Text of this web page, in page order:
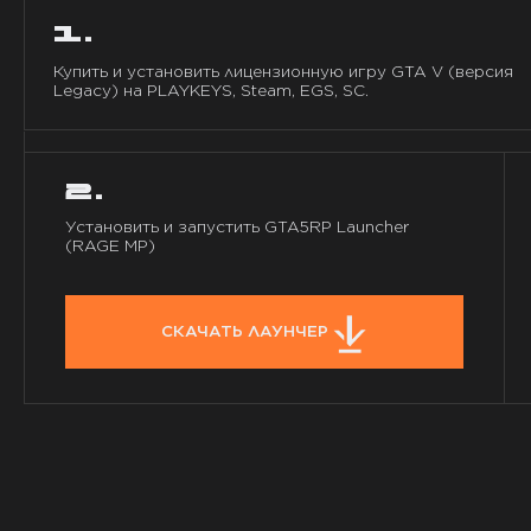
1.
Купить и установить лицензионную игру GTA V (версия
Legacy) на PLAYKEYS, Steam, EGS, SC.
2.
Установить и запустить GTA5RP Launcher
(RAGE MP)
СКАЧАТЬ ЛАУНЧЕР